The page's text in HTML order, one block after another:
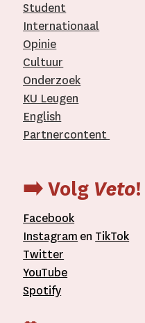
Student
Internationaal­
Opinie
Cultuur
Onderzoek
KU Leugen
English
Partnercontent
➡️ Volg Veto!
Facebook
Instagram en TikTok
Twitter
YouTube
Spotify